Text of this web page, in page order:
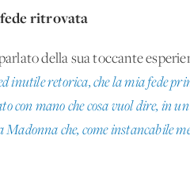
ritrovata
della sua toccante
inutile retorica, che la mia fede
con mano che cosa vuol dire, in
Madonna che, come instancabile